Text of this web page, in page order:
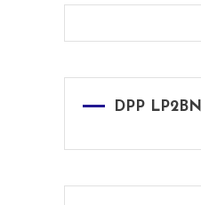
DPP LP2BN